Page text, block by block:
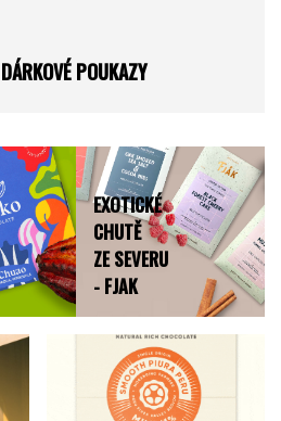
DÁRKOVÉ POUKAZY
EXOTICKÉ
CHUTĚ
ZE SEVERU
- FJAK